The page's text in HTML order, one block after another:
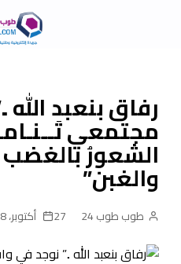
contentرفاق بنعبد
مجتمعي
الشعورُ بالغضب
والغبن”
طوب طوب 24 27 أكتوبر، 2018